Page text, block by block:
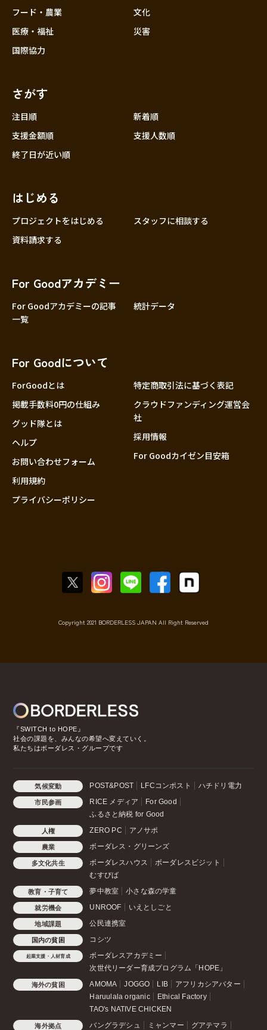
フード・農業
医療・福祉
国際協力
文化
災害
さがす
注目順
新着順
支援金額順
支援人数順
終了日が近い順
はじめる
プロジェクトをはじめる
スタッフに相談する
資料請求する
For Goodアカデミー
For Goodアカデミーの記事
一覧
統計データ
For Goodについて
ForGoodとは
掲載手数料0円の仕組み
グッド隊とは
ヘルプ
お問い合わせフォーム
利用規約
プライバシーポリシー
特定商取引法に基づく表記
クラウドファンディング運営会
社
採用情報
For Goodカイゼン目安箱
Copyright 2021 BORDERLESS JAPAN All Right Reserved
『SWITCH to HOPE』
社会の課題を、みんなの希望へ変えていく。
私たちはボーダレス・グループです
気候変動 POST&POST LFCコンポスト ハチドリ電力
市民参画 RICE メディア
For Good
ふるさと納税 for Good
人権 ZERO PC アノサポ
農業 ボーダレス・グリーンズ
多文化共生 ボーダレスハウス
ボーダレスビジット
むすびば
教育・子育て 夢中教室 小さな森の学童
就労機会 UNROOF いえとしごと
地域課題 公民連携室
国内の貧困 コシツ
起業支援・人材育成
ボーダレスアカデミー
次世代リーダー育成プログラム「HOPE」
海外の貧困 AMOMA JOGGO LIB
アフリカシアバター
Haruulala organic
Ethical Factory
TAO's NATIVE CHICKEN
海外拠点 バングラデシュ ミャンマー グアテマラ